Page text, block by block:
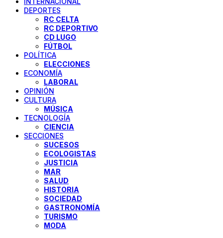
DEPORTES
RC CELTA
RC DEPORTIVO
CD LUGO
FÚTBOL
POLÍTICA
ELECCIONES
ECONOMÍA
LABORAL
OPINIÓN
CULTURA
MÚSICA
TECNOLOGÍA
CIENCIA
SECCIONES
SUCESOS
ECOLOGISTAS
JUSTICIA
MAR
SALUD
HISTORIA
SOCIEDAD
GASTRONOMÍA
TURISMO
MODA